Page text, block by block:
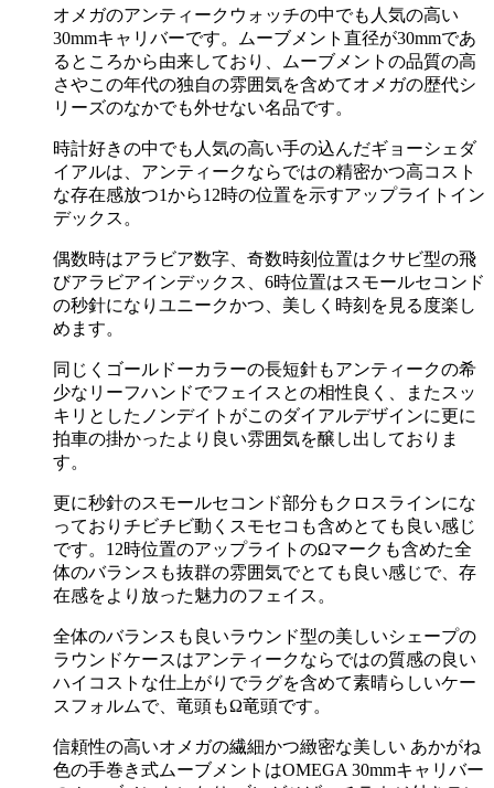
オメガのアンティークウォッチの中でも人気の高い
30mmキャリバーです。ムーブメント直径が30mmであ
るところから由来しており、ムーブメントの品質の高
さやこの年代の独自の雰囲気を含めてオメガの歴代シ
リーズのなかでも外せない名品です。
時計好きの中でも人気の高い手の込んだギョーシェダ
イアルは、アンティークならではの精密かつ高コスト
な存在感放つ1から12時の位置を示すアップライトイン
デックス。
偶数時はアラビア数字、奇数時刻位置はクサビ型の飛
びアラビアインデックス、6時位置はスモールセコンド
の秒針になりユニークかつ、美しく時刻を見る度楽し
めます。
同じくゴールドーカラーの長短針もアンティークの希
少なリーフハンドでフェイスとの相性良く、またスッ
キリとしたノンデイトがこのダイアルデザインに更に
拍車の掛かったより良い雰囲気を醸し出しておりま
す。
更に秒針のスモールセコンド部分もクロスラインにな
っておりチビチビ動くスモセコも含めとても良い感じ
です。12時位置のアップライトのΩマークも含めた全
体のバランスも抜群の雰囲気でとても良い感じで、存
在感をより放った魅力のフェイス。
全体のバランスも良いラウンド型の美しいシェープの
ラウンドケースはアンティークならではの質感の良い
ハイコストな仕上がりでラグを含めて素晴らしいケー
スフォルムで、竜頭もΩ竜頭です。
信頼性の高いオメガの繊細かつ緻密な美しい あかがね
色の手巻き式ムーブメントはOMEGA 30mmキャリバー